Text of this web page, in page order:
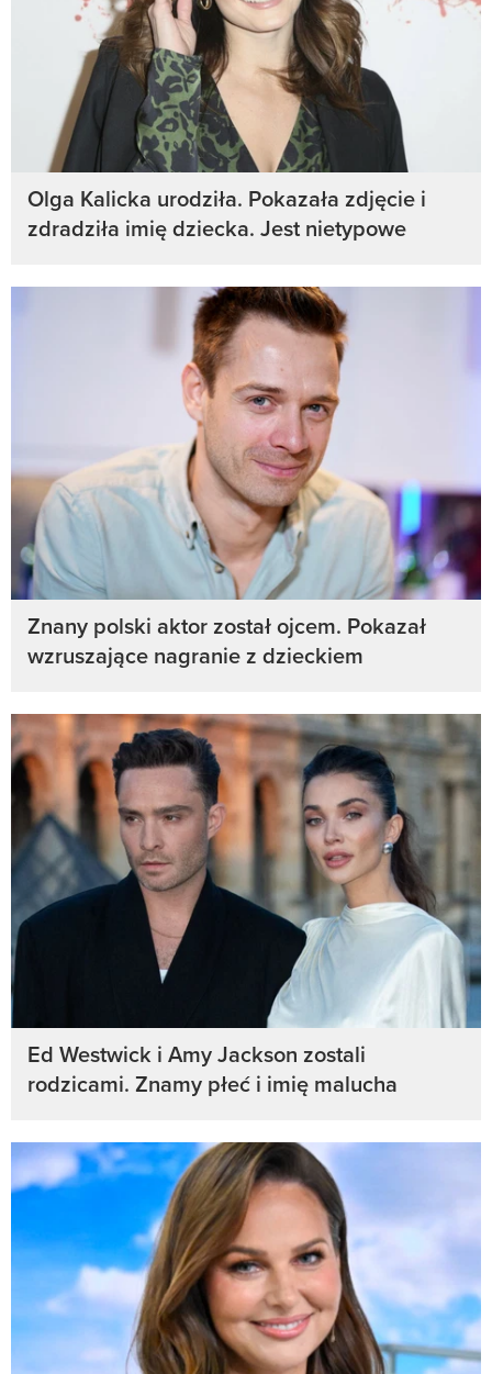
Olga Kalicka urodziła. Pokazała zdjęcie i
zdradziła imię dziecka. Jest nietypowe
Znany polski aktor został ojcem. Pokazał
wzruszające nagranie z dzieckiem
Ed Westwick i Amy Jackson zostali
rodzicami. Znamy płeć i imię malucha